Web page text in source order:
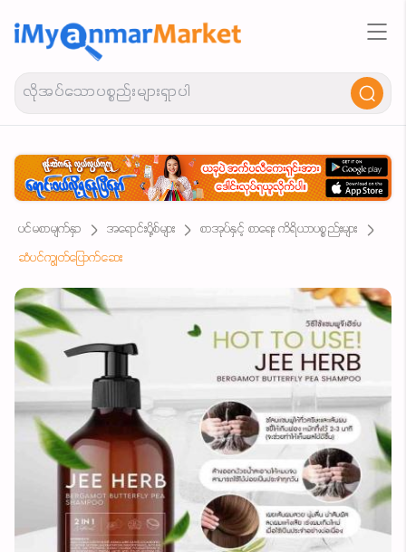
ပင်မစာမျက်နှာ အရောင်းပို့စ်များ
စာအုပ်နှင့် စာရေး ကိရိယာပစ္စည်းများ
ဆံပင်ကျွတ်ပြောက်ဆေး